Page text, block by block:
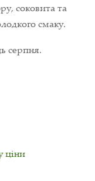
соковита та
смаку.
серпня.
ціни